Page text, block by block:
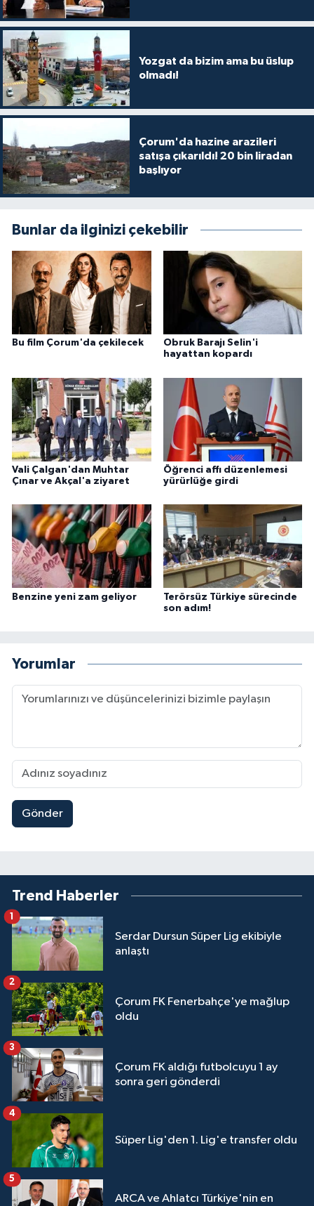
Yozgat da bizim ama bu üslup
olmadı!
Çorum'da hazine arazileri
satışa çıkarıldı! 20 bin liradan
başlıyor
Bunlar da ilginizi çekebilir
Bu film Çorum'da çekilecek
Obruk Barajı Selin'i
hayattan kopardı
Vali Çalgan'dan Muhtar
Çınar ve Akçal'a ziyaret
Öğrenci affı düzenlemesi
yürürlüğe girdi
Benzine yeni zam geliyor
Terörsüz Türkiye sürecinde
son adım!
Yorumlar
Gönder
Trend Haberler
Serdar Dursun Süper Lig ekibiyle
anlaştı
1
Çorum FK Fenerbahçe'ye mağlup
oldu
2
Çorum FK aldığı futbolcuyu 1 ay
sonra geri gönderdi
3
Süper Lig'den 1. Lig'e transfer oldu
4
ARCA ve Ahlatcı Türkiye'nin en
5